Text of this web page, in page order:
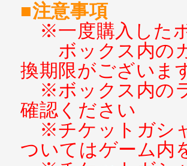
■注意事項
※一度購入した
ボックス内の
換期限がございま
※ボックス内の
確認ください
※チケットガシ
ついてはゲーム内